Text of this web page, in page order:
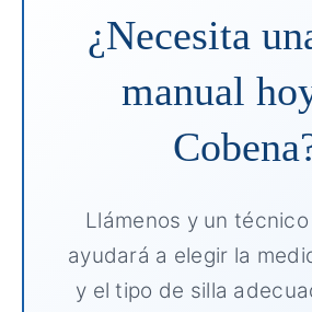
¿Necesita
manual
Llámenos y un
ayudará a elegir la
y el tipo de silla